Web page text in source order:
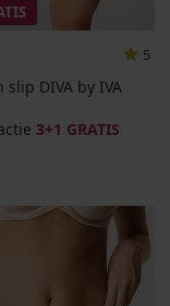
5
slip DIVA by IVA
3+1 GRATIS